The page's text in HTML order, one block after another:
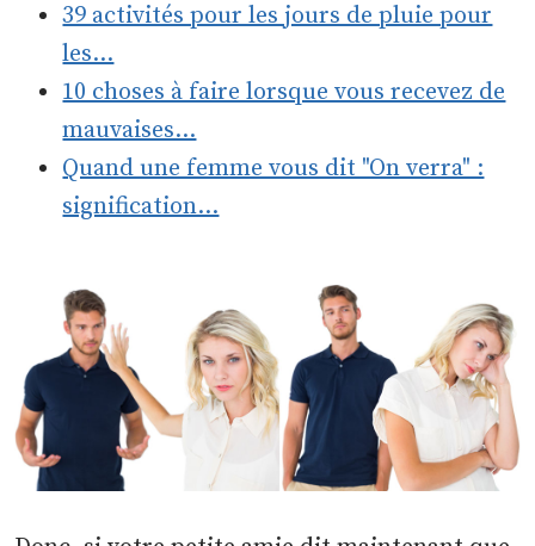
39 activités pour les jours de pluie pour
les…
10 choses à faire lorsque vous recevez de
mauvaises…
Quand une femme vous dit "On verra" :
signification…